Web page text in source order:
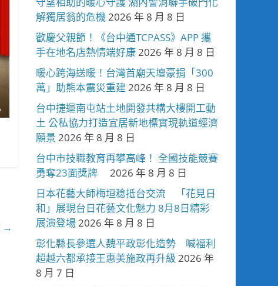
→
解獨居翁的危機2026 年 8 月 8 日
歡慶父親節！《台中通TCPASS》APP 攜
手在地名店熱情端好康2026 年 8 月 8 日
暖心跨海送暖！台灣首廟天壇豪捐「300
萬」助熊本震災重建 2026 年 8 月 8 日
台中捷運南屯站土地開發共構大樓開工動
土 公私協力打造宜居新地標實現軌道經濟
願景 2026 年 8 月 8 日
台中市技職教育再攀高峰！ 全國技能競賽
勇奪23面獎牌
2026 年 8 月 8 日
日本花藝大師梅垣稔抵台交流 「花見日
和」展現台日花藝文化魅力 8月8日精彩
展演登場2026 年 8 月 8 日
彰化縣長參選人魏平政彰化造勢 喊福利
超越六都承接王惠美施政再升級 2026 年
8 月 7 日